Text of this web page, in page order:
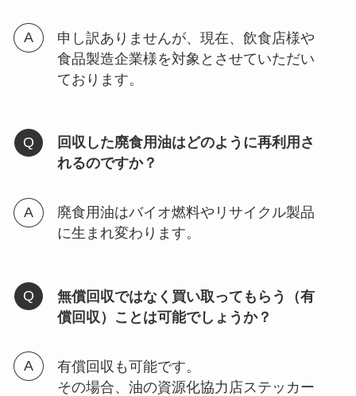
申し訳ありませんが、現在、飲食店様や
食品製造企業様を対象とさせていただい
ております。
回収した廃食用油はどのように再利用さ
れるのですか？
廃食用油はバイオ燃料やリサイクル製品
に生まれ変わります。
無償回収ではなく買い取ってもらう（有
償回収）ことは可能でしょうか？
有償回収も可能です。
その場合、油の資源化協力店ステッカー